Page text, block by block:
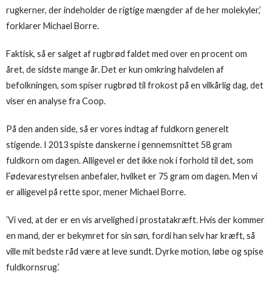
rugkerner, der indeholder de rigtige mængder af de her molekyler,’
forklarer Michael Borre.
Faktisk, så er salget af rugbrød faldet med over en procent om
året, de sidste mange år. Det er kun omkring halvdelen af
befolkningen, som spiser rugbrød til frokost på en vilkårlig dag, det
viser en analyse fra Coop.
På den anden side, så er vores indtag af fuldkorn generelt
stigende. I 2013 spiste danskerne i gennemsnittet 58 gram
fuldkorn om dagen. Alligevel er det ikke nok i forhold til det, som
Fødevarestyrelsen anbefaler, hvilket er 75 gram om dagen. Men vi
er alligevel på rette spor, mener Michael Borre.
’Vi ved, at der er en vis arvelighed i prostatakræft. Hvis der kommer
en mand, der er bekymret for sin søn, fordi han selv har kræft, så
ville mit bedste råd være at leve sundt. Dyrke motion, løbe og spise
fuldkornsrug.’